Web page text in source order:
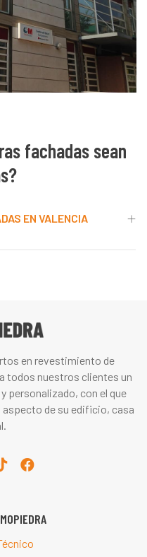
fachadas sean
EN VALENCIA
en revestimiento de
todos nuestros clientes un
personalizado, con el que
de su edificio, casa